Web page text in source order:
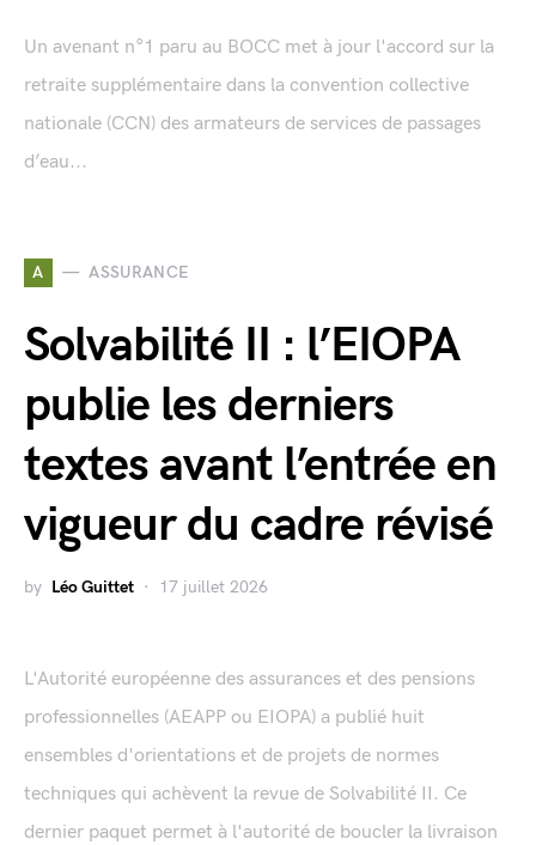
Un avenant n°1 paru au BOCC met à jour l'accord sur la
retraite supplémentaire dans la convention collective
nationale (CCN) des armateurs de services de passages
d’eau...
A ASSURANCE
Solvabilité II : l’EIOPA
publie les derniers
textes avant l’entrée en
vigueur du cadre révisé
by Léo Guittet 17 juillet 2026
L'Autorité européenne des assurances et des pensions
professionnelles (AEAPP ou EIOPA) a publié huit
ensembles d'orientations et de projets de normes
techniques qui achèvent la revue de Solvabilité II. Ce
dernier paquet permet à l'autorité de boucler la livraison